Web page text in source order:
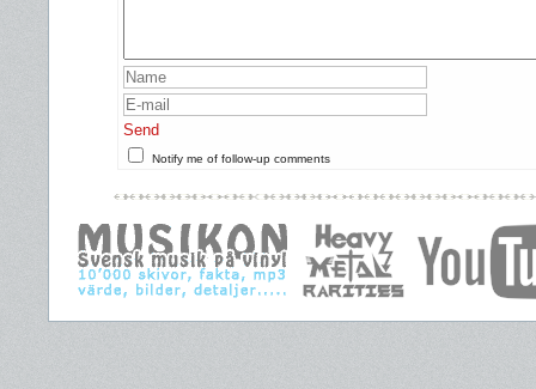
Send
Notify me of follow-up comments